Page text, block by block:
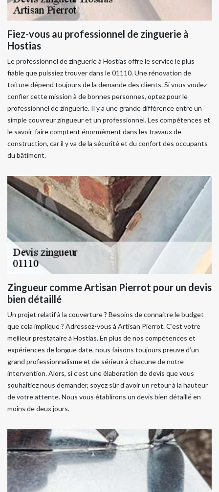
Fiez-vous au professionnel de zinguerie à
Hostias
Le professionnel de zinguerie à Hostias offre le service le plus
fiable que puissiez trouver dans le 01110. Une rénovation de
toiture dépend toujours de la demande des clients. Si vous voulez
confier cette mission à de bonnes personnes, optez pour le
professionnel de zinguerie. Il y a une grande différence entre un
simple couvreur zingueur et un professionnel. Les compétences et
le savoir-faire comptent énormément dans les travaux de
construction, car il y va de la sécurité et du confort des occupants
du bâtiment.
Zingueur comme Artisan Pierrot pour un devis
bien détaillé
Un projet relatif à la couverture ? Besoins de connaitre le budget
que cela implique ? Adressez-vous à Artisan Pierrot. C’est votre
meilleur prestataire à Hostias. En plus de nos compétences et
expériences de longue date, nous faisons toujours preuve d’un
grand professionnalisme et de sérieux à chacune de notre
intervention. Alors, si c’est une élaboration de devis que vous
souhaitiez nous demander, soyez sûr d’avoir un retour à la hauteur
de votre attente. Nous vous établirons un devis bien détaillé en
moins de deux jours.